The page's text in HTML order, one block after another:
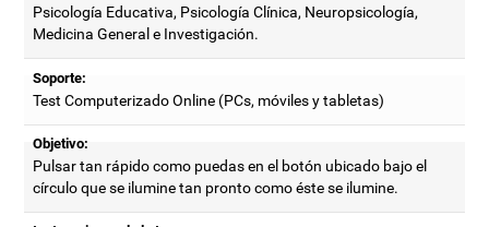
Psicología Educativa, Psicología Clínica, Neuropsicología,
Medicina General e Investigación.
Soporte:
Test Computerizado Online (PCs, móviles y tabletas)
Objetivo:
Pulsar tan rápido como puedas en el botón ubicado bajo el
círculo que se ilumine tan pronto como éste se ilumine.